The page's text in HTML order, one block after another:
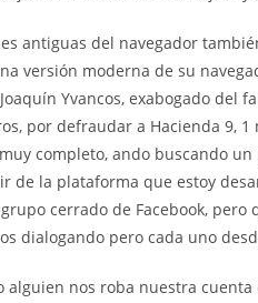
antiguas del navegador
versión moderna de su
Yvancos, exabogado del
por defraudar a Hacienda 9,
completo, ando buscando
de la plataforma que estoy
cerrado de Facebook,
dialogando pero cada uno
alguien nos roba nuestra